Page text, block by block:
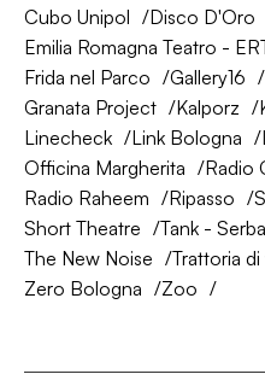
Cubo Unipol
Disco D'Oro
Emilia Romagna Teatro -
Frida nel Parco
Gallery16
Granata Project
Kalporz
Linecheck
Link Bologna
Officina Margherita
Radio
Radio Raheem
Ripasso
Short Theatre
Tank -
The New Noise
Trattoria di
Zero Bologna
Zoo